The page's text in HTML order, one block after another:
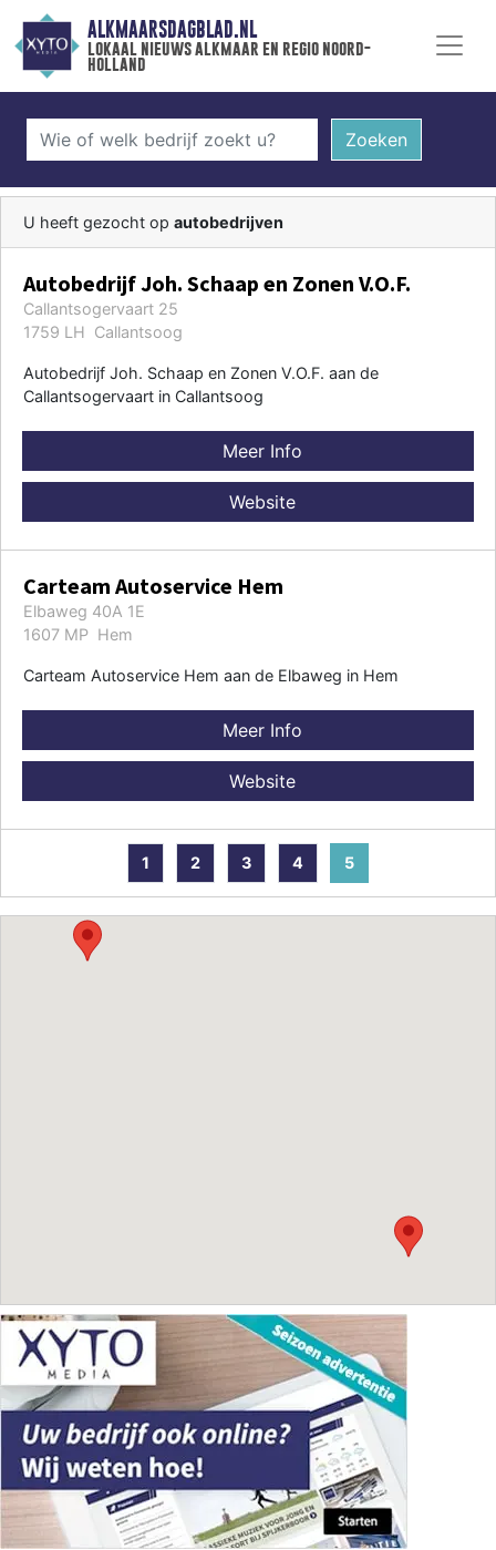
ALKMAARSDAGBLAD.NL
lokaal nieuws alkmaar en regio noord-
holland
Zoeken
U heeft gezocht op autobedrijven
Autobedrijf Joh. Schaap en Zonen V.O.F.
Callantsogervaart 25
1759 LH Callantsoog
Autobedrijf Joh. Schaap en Zonen V.O.F. aan de
Callantsogervaart in Callantsoog
Meer Info
Website
Carteam Autoservice Hem
Elbaweg 40A 1E
1607 MP Hem
Carteam Autoservice Hem aan de Elbaweg in Hem
Meer Info
Website
1 2 3 4 5